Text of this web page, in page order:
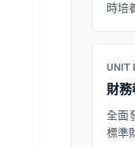
時培
UNIT
財
全面
標準